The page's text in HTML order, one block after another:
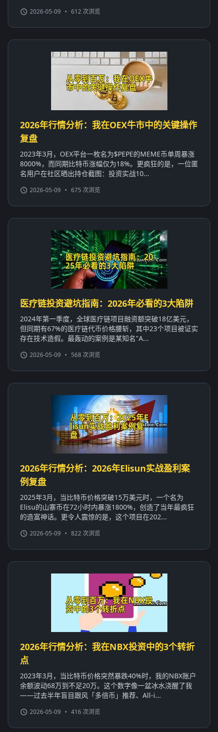
2026-05-09 • 612 次浏览
2026年行情分析：我在OEX牛市中的关键操作
复盘
2023年3月，OEX平台一枚名为$PEPE的MEME币单周暴涨
8000%，而同期比特币涨幅仅为18%。更疯狂的是，一位匿
名用户在社区晒出持仓截图：投资实战10...
2026-05-09 • 675 次浏览
医疗链投资避坑指南：2026年必看的3大陷阱
2024年第一季度，全球医疗链项目融资额突破18亿美元，
但同期有67%的医疗链代币价格腰斩，其中23个项目被证实
存在技术造假。最轰动的案例是某知名"A...
2026-05-09 • 568 次浏览
2026年行情分析：2026年Elisun实战盈利案
例复盘
2025年3月，当比特币价格突破15万美元时，一个名为
Elisu的山寨币在72小时内暴涨1800%，创造了当年最疯狂
的造富神话。更令人震惊的是，这个项目在202...
2026-05-09 • 822 次浏览
2026年行情分析：我在NBX投资中的3个转折
点
2023年3月，当比特币价格突然暴跌40%时，我的NBX账户
余额波动68万到不足20万。这个数字像一盆冰水浇醒了我
——过去半年盲目跟风「多倍币」推荐、All-i...
2026-05-09 • 416 次浏览